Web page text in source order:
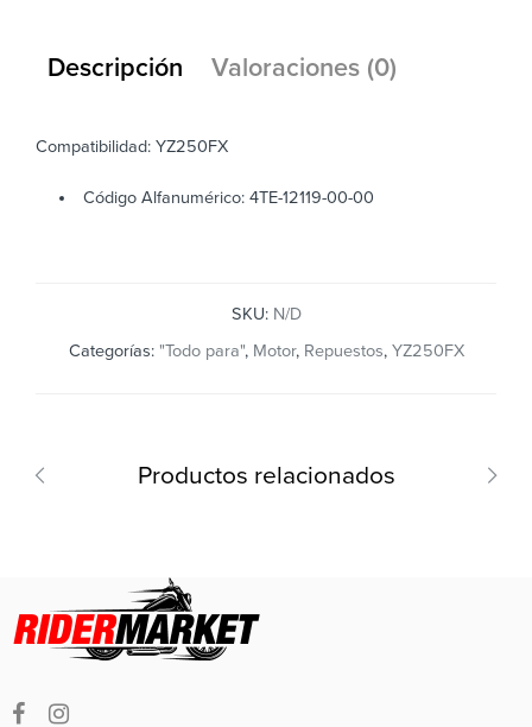
Descripción Valoraciones (0)
Compatibilidad: YZ250FX
Código Alfanumérico: 4TE-12119-00-00
SKU: N/D
Categorías: "Todo para", Motor, Repuestos, YZ250FX
Productos relacionados